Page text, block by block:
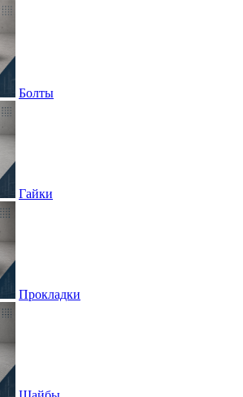
Болты
Гайки
Прокладки